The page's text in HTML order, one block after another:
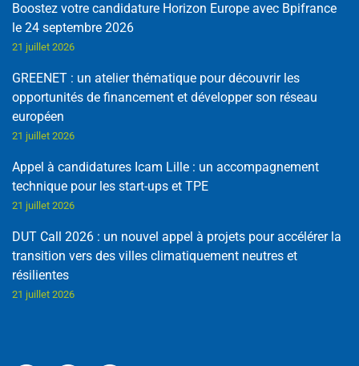
Boostez votre candidature Horizon Europe avec Bpifrance
le 24 septembre 2026
21 juillet 2026
GREENET : un atelier thématique pour découvrir les
opportunités de financement et développer son réseau
européen
21 juillet 2026
Appel à candidatures Icam Lille : un accompagnement
technique pour les start-ups et TPE
21 juillet 2026
DUT Call 2026 : un nouvel appel à projets pour accélérer la
transition vers des villes climatiquement neutres et
résilientes
21 juillet 2026